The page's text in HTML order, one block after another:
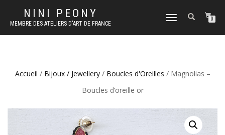
NINI PEONY
MEMBRE DES ATELIERS D'ART DE FRANCE
DÉPLIER
NAVIGATION
0
Accueil / Bijoux / Jewellery/ Boucles d'Oreilles / Magnolias –
Boucles d’oreille or